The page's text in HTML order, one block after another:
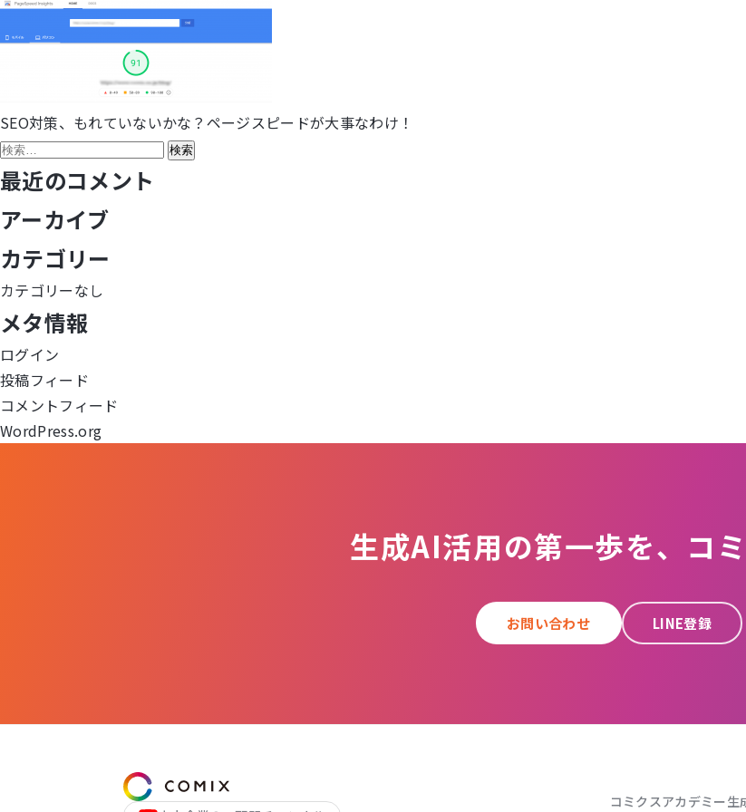
投
稿
ナ
ビ
ゲ
ー
シ
ョ
ン
SEO対策、もれていないかな？ページスピードが大事なわけ！
検
索:
最近のコメント
アーカイブ
カテゴリー
カテゴリーなし
メタ情報
ログイン
投稿フィード
コメントフィード
WordPress.org
生成AI活用の第一歩を、コミ
お問い合わせ LINE登録
コミクスアカデミー生